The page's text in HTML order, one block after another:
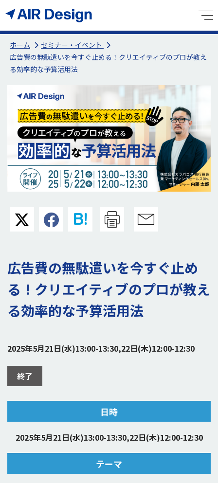
ホーム
セミナー・イベント
広告費の無駄遣いを今すぐ止める！クリエイティブのプロが教え
る効率的な予算活用法
広告費の無駄遣いを今すぐ止め
る！クリエイティブのプロが教え
る効率的な予算活用法
2025年5月21日(水)13:00-13:30,22日(木)12:00-12:30
終了
日時
2025年5月21日(水)13:00-13:30,22日(木)12:00-12:30
テーマ